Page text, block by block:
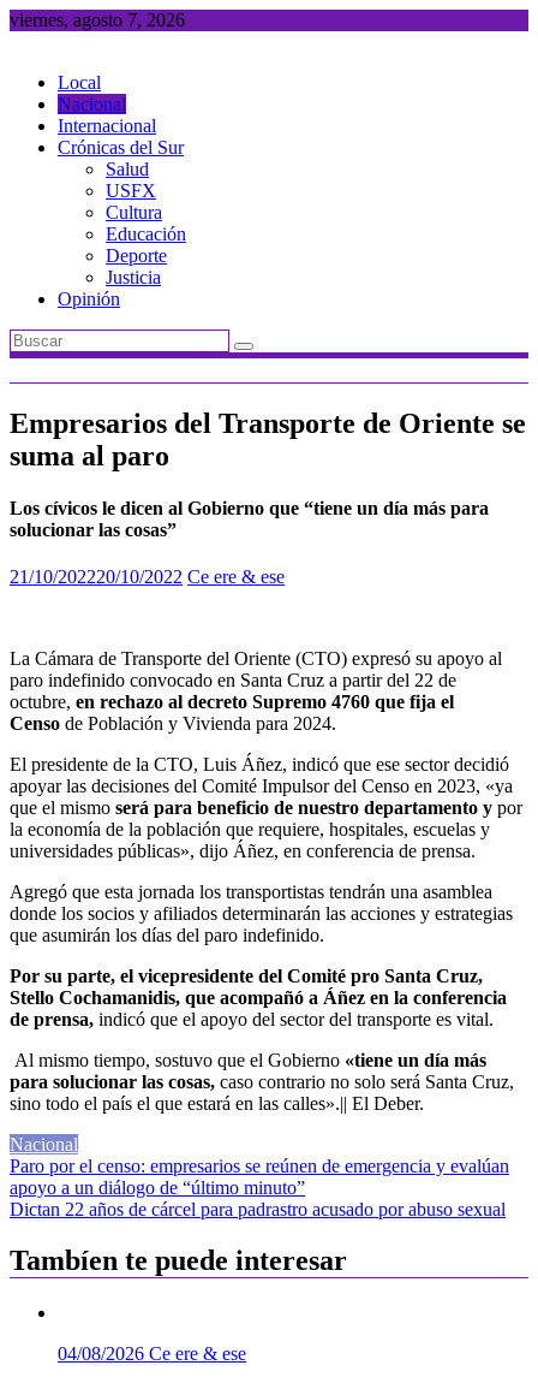
Saltar
viernes, agosto 7, 2026
Local
Nacional
Internacional
Crónicas del Sur
Salud
USFX
Cultura
Educación
Deporte
Justicia
Opinión
Empresarios del Transporte de Oriente se
suma al paro
Los cívicos le dicen al Gobierno que “tiene un día más para
solucionar las cosas”
21/10/202220/10/2022 Ce ere & ese
La Cámara de Transporte del Oriente (CTO) expresó su apoyo al
paro indefinido convocado en Santa Cruz a partir del 22 de
octubre, en rechazo al decreto Supremo 4760 que fija el
Censo de Población y Vivienda para 2024.
El presidente de la CTO, Luis Áñez, indicó que ese sector decidió
apoyar las decisiones del Comité Impulsor del Censo en 2023, «ya
que el mismo será para beneficio de nuestro departamento y por
la economía de la población que requiere, hospitales, escuelas y
universidades públicas», dijo Áñez, en conferencia de prensa.
Agregó que esta jornada los transportistas tendrán una asamblea
donde los socios y afiliados determinarán las acciones y estrategias
que asumirán los días del paro indefinido.
Por su parte, el vicepresidente del Comité pro Santa Cruz,
Stello Cochamanidis, que acompañó a Áñez en la conferencia
de prensa, indicó que el apoyo del sector del transporte es vital.
Al mismo tiempo, sostuvo que el Gobierno «tiene un día más
para solucionar las cosas, caso contrario no solo será Santa Cruz,
sino todo el país el que estará en las calles».|| El Deber.
Nacional
Navegación
de
Paro por el censo: empresarios se reúnen de emergencia y evalúan
apoyo a un diálogo de “último minuto”
Dictan 22 años de cárcel para padrastro acusado por abuso sexual
Tambíen te puede interesar
04/08/2026 Ce ere & ese